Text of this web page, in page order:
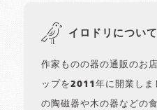
イロドリについて
作家ものの器の通販のお
ップを2011年に開業し
の陶磁器や木の器などの